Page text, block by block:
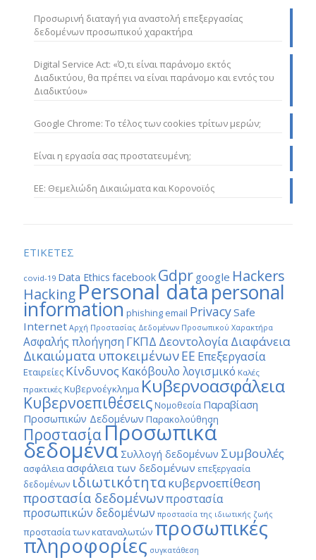
Προσωρινή διαταγή για αναστολή επεξεργασίας
δεδομένων προσωπικού χαρακτήρα
Digital Service Act: «Ό,τι είναι παράνομο εκτός
Διαδικτύου, θα πρέπει να είναι παράνομο και εντός του
Διαδικτύου»
Google Chrome: Το τέλος των cookies τρίτων μερών;
Είναι η εργασία σας προστατευμένη;
ΕΕ: Θεμελιώδη Δικαιώματα και Κορονοϊός
ΕΤΙΚΕΤΕΣ
covid-19 Data Ethics facebook Gdpr google Hackers
Hacking Personal datapersonal
information phishing email PrivacySafe
Internet Αρχή Προστασίας Δεδομένων Προσωπικού Χαρακτήρα
Ασφαλής πλοήγηση ΓΚΠΔ ΔεοντολογίαΔιαφάνεια
Δικαιώματα υποκειμένωνΕΕ Επεξεργασία
Εταιρείες Κίνδυνος Κακόβουλο λογισμικό Καλές
πρακτικές Κυβερνοέγκλημα Κυβερνοασφάλεια
Κυβερνοεπιθέσεις Νομοθεσία Παραβίαση
Προσωπικών Δεδομένων Παρακολούθηση
Προστασία Προσωπικά
δεδομένα Συλλογή δεδομένων Συμβουλές
ασφάλειαασφάλεια των δεδομένων επεξεργασία
δεδομένων ιδιωτικότητακυβερνοεπίθεση
προστασία δεδομένωνπροστασία
προσωπικών δεδομένων προστασία της ιδιωτικής ζωής
προστασία των καταναλωτών προσωπικές
πληροφορίες συγκατάθεση